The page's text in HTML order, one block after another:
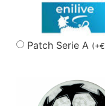
Patch Serie A (+€